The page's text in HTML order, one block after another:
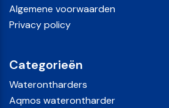
Algemene voorwaarden
Privacy policy
Categorieën
Waterontharders
Aqmos waterontharder